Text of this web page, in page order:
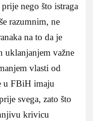
nego što istraga
razumnim, ne
na to da je
važne
vlasti od
u FBiH imaju
svega, zato što
krivicu